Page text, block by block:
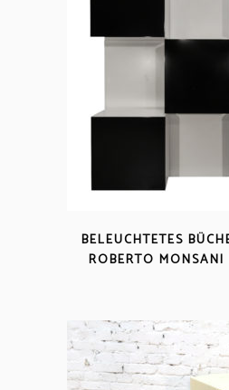
BELEUCHTETES
ROBERTO MONSANI